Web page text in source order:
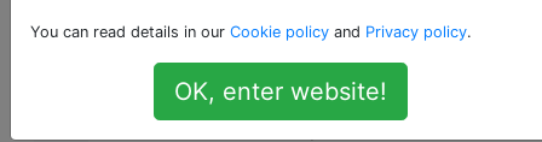
8
Hat jemand jemals davon gehört? Ich bin mir
nicht sicher, wie es passiert ist, aber als ich
heute meinen Reifen austauschte, stellte ich
fest, dass ich zwei Spindelmuttern an meinem
You can read details in our Cookie policy and Privacy policy.
OK, enter website!